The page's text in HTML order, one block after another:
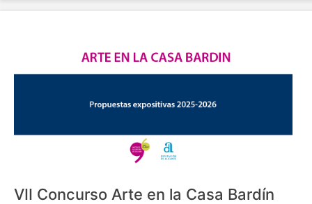
VII Concurso Arte en la Casa Bardín